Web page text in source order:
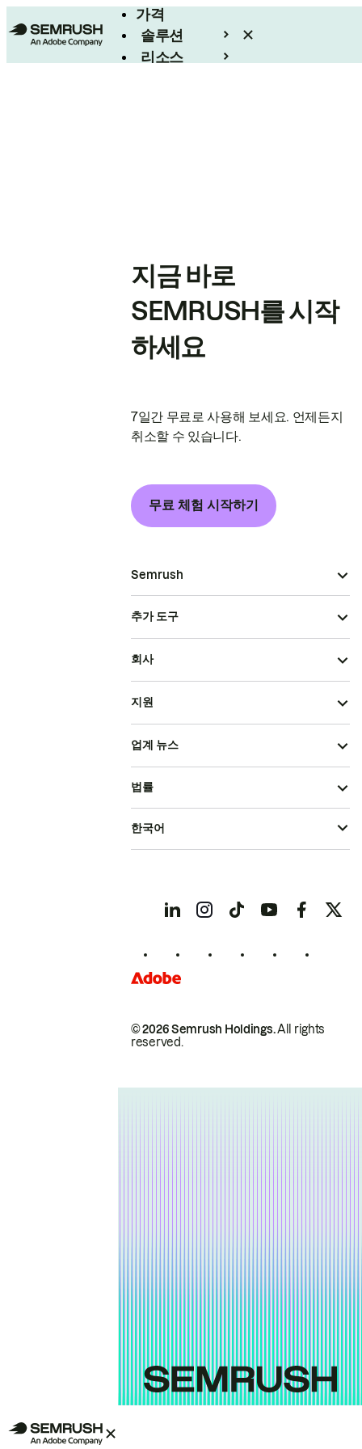
가격
솔루션
리소스
지금 바로
SEMRUSH를 시작
하세요
7일간 무료로 사용해 보세요. 언제든지
취소할 수 있습니다.
무료 체험 시작하기
Semrush
추가 도구
회사
지원
업계 뉴스
© 2026 Semrush Holdings.All rights
reserved.
법률
한국어